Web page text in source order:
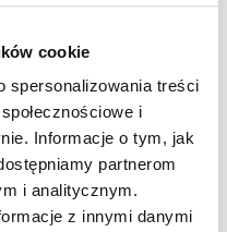
cookie
spersonalizowania treści
i
Informacje o tym, jak
partnerom
i analitycznym.
z innymi danymi